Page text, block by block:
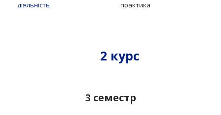
діяльність
практика
2 курс
3 семестр